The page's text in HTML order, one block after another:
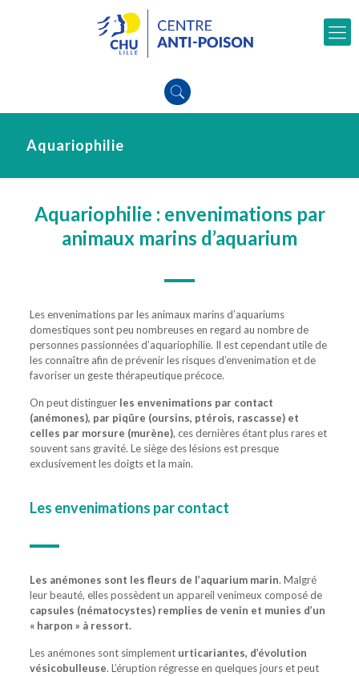
Aquariophilie
Aquariophilie : envenimations par
animaux marins d’aquarium
Les envenimations par les animaux marins d’aquariums
domestiques sont peu nombreuses en regard au nombre de
personnes passionnées d’aquariophilie. Il est cependant utile de
les connaître afin de prévenir les risques d’envenimation et de
favoriser un geste thérapeutique précoce.
On peut distinguerles envenimations par contact
(anémones), par piqûre (oursins, ptérois, rascasse) et
celles par morsure (murène), ces dernières étant plus rares et
souvent sans gravité. Le siège des lésions est presque
exclusivement les doigts et la main.
Les envenimations par contact
Les anémones sont les fleurs de l’aquarium marin. Malgré
leur beauté, elles possèdent un appareil venimeux composé de
capsules (nématocystes) remplies de venin et munies d’un
« harpon » à ressort.
Les anémones sont simplement urticariantes, d’évolution
vésicobulleuse. L’éruption régresse en quelques jours et peut